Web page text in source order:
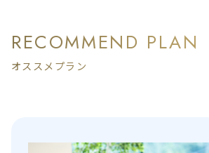
RECOMMEND PLAN
オススメプラン